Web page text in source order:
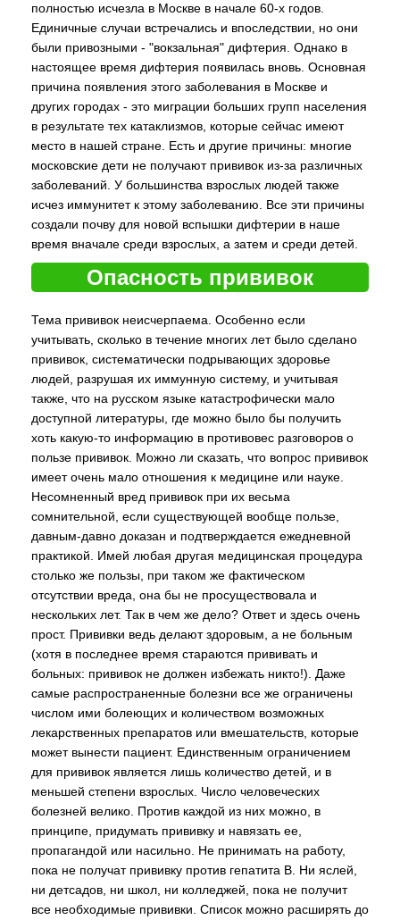
полностью исчезла в Москве в начале 60-х годов.
Единичные случаи встречались и впоследствии, но они
были привозными - "вокзальная" дифтерия. Однако в
настоящее время дифтерия появилась вновь. Основная
причина появления этого заболевания в Москве и
других городах - это миграции больших групп населения
в результате тех катаклизмов, которые сейчас имеют
место в нашей стране. Есть и другие причины: многие
московские дети не получают прививок из-за различных
заболеваний. У большинства взрослых людей также
исчез иммунитет к этому заболеванию. Все эти причины
создали почву для новой вспышки дифтерии в наше
время вначале среди взрослых, а затем и среди детей.
Опасность прививок
Тема прививок неисчерпаема. Особенно если
учитывать, сколько в течение многих лет было сделано
прививок, систематически подрывающих здоровье
людей, разрушая их иммунную систему, и учитывая
также, что на русском языке катастрофически мало
доступной литературы, где можно было бы получить
хоть какую-то информацию в противовес разговоров о
пользе прививок. Можно ли сказать, что вопрос прививок
имеет очень мало отношения к медицине или науке.
Несомненный вред прививок при их весьма
сомнительной, если существующей вообще пользе,
давным-давно доказан и подтверждается ежедневной
практикой. Имей любая другая медицинская процедура
столько же пользы, при таком же фактическом
отсутствии вреда, она бы не просуществовала и
нескольких лет. Так в чем же дело? Ответ и здесь очень
прост. Прививки ведь делают здоровым, а не больным
(хотя в последнее время стараются прививать и
больных: прививок не должен избежать никто!). Даже
самые распространенные болезни все же ограничены
числом ими болеющих и количеством возможных
лекарственных препаратов или вмешательств, которые
может вынести пациент. Единственным ограничением
для прививок является лишь количество детей, и в
меньшей степени взрослых. Число человеческих
болезней велико. Против каждой из них можно, в
принципе, придумать прививку и навязать ее,
пропагандой или насильно. Не принимать на работу,
пока не получат прививку против гепатита В. Ни яслей,
ни детсадов, ни школ, ни колледжей, пока не получит
все необходимые прививки. Список можно расширять до